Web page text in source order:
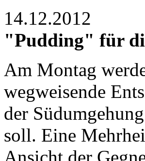
14.12.2012
"Pudding" für
Am Montag
wegweisende
der
soll. Eine